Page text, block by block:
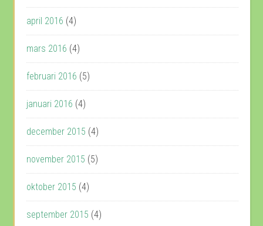
april 2016 (4)
mars 2016 (4)
februari 2016 (5)
januari 2016 (4)
december 2015 (4)
november 2015 (5)
oktober 2015 (4)
september 2015 (4)